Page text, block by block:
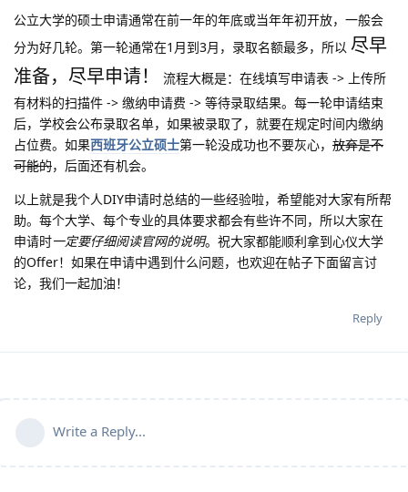
公立大学的硕士申请通常在前一年的年底或当年年初开放，一般会
分为好几轮。第一轮通常在1月到3月，录取名额最多，所以 尽早
准备，尽早申请！
流程大概是：在线填写申请表 -> 上传所
有材料的扫描件 -> 缴纳申请费 -> 等待录取结果。每一轮申请结束
后，学校会公布录取名单，如果被录取了，就要在规定时间内缴纳
占位费。如果西班牙公立硕士第一轮没成功也不要灰心， 放弃是不
可能的，后面还有机会。
以上就是我个人DIY申请时总结的一些经验啦，希望能对大家有所帮
助。每个大学、每个专业的具体要求都会有些许不同，所以大家在
申请时一定要仔细阅读官网的说明。祝大家都能顺利拿到心仪大学
的Offer！如果在申请中遇到什么问题，也欢迎在帖子下面留言讨
论，我们一起加油！
Reply
Write a Reply...